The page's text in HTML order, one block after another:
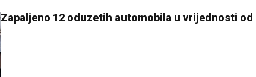
Zapaljeno 12 oduzetih automobila u vrijednosti